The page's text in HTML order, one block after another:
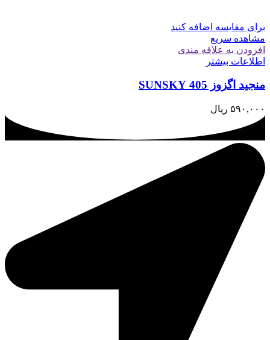
برای مقایسه اضافه کنید
مشاهده سریع
افزودن به علاقه مندی
اطلاعات بیشتر
منجید اگزوز 405 SUNSKY
۵۹۰,۰۰۰ ریال